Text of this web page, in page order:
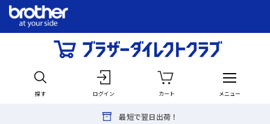
探す ログイン カート メニュー
最短で翌日出荷！